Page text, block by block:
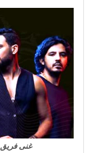
غنى فريق